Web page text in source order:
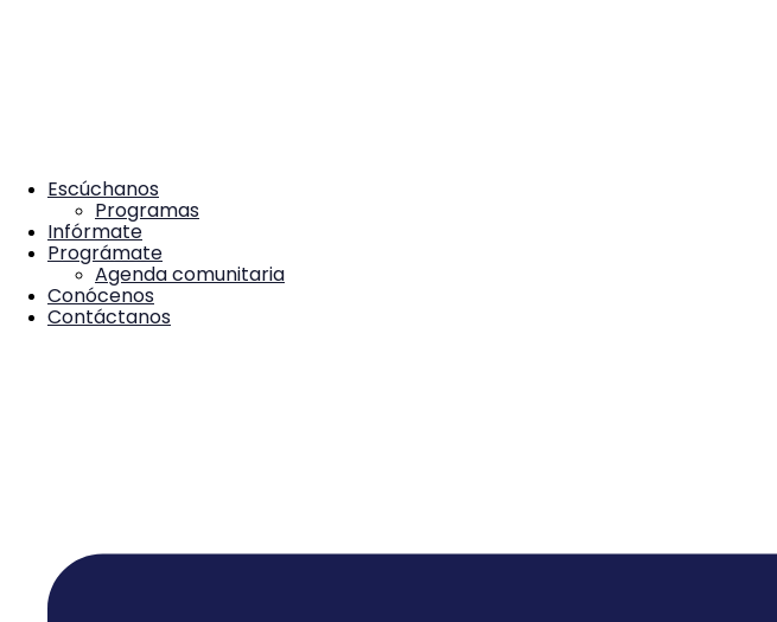
Escúchanos
Programas
Infórmate
Prográmate
Agenda comunitaria
Conócenos
Contáctanos